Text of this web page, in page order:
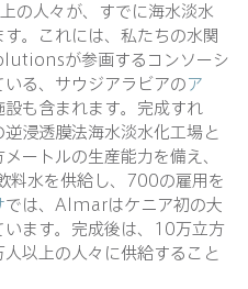
の人々が、すでに海水淡水
。これには、私たちの水関
が参画するコンソーシ
る、サウジアラビアのア
も含まれます。完成すれ
浸透膜法海水淡水化工場と
ートルの生産能力を備え、
料水を供給し、700の雇用を
では、Almarはケニア初の大
ます。完成後は、10万立方
以上の人々に供給すること